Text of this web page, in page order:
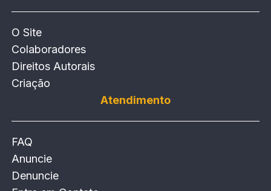
O Site
Colaboradores
Direitos Autorais
Criação
Atendimento
FAQ
Anuncie
Denuncie